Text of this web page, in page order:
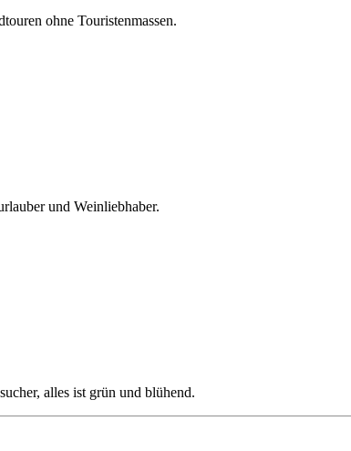
ohne Touristenmassen.
und Weinliebhaber.
alles ist grün und blühend.